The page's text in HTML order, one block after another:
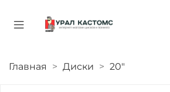
Главная Диски 20"